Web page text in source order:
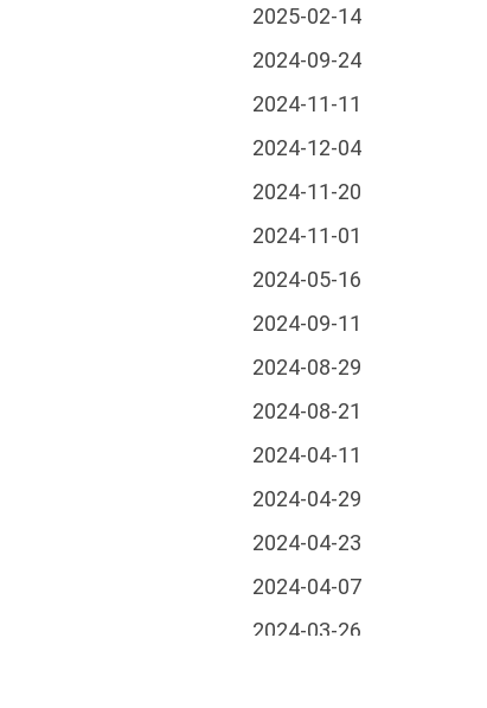
2025-02-14
2024-09-24
2024-11-11
2024-12-04
2024-11-20
2024-11-01
2024-05-16
2024-09-11
2024-08-29
2024-08-21
2024-04-11
2024-04-29
2024-04-23
2024-04-07
2024-03-26